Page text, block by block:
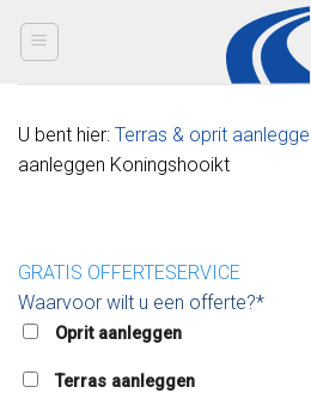
U bent hier: Terras & oprit
aanleggen Koningshooikt
GRATIS OFFERTESERVICE
Waarvoor wilt u een offerte?*
Oprit aanleggen
Terras aanleggen